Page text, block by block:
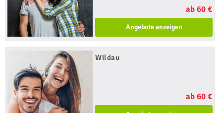
ab 60 €
Angebote anzeigen
Wildau
ab 60 €